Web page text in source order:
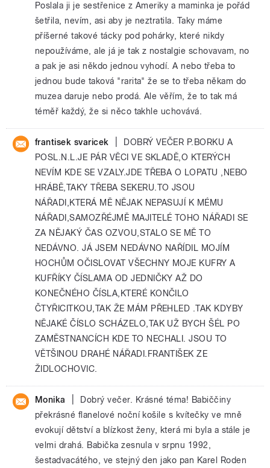
Poslala ji je sestřenice z Ameriky a maminka je pořád
šetřila, nevím, asi aby je neztratila. Taky máme
příšerné takové tácky pod pohárky, které nikdy
nepoužíváme, ale já je tak z nostalgie schovavam, no
a pak je asi někdo jednou vyhodí. A nebo třeba to
jednou bude taková "rarita" že se to třeba někam do
muzea daruje nebo prodá. Ale věřím, že to tak má
téměř každý, že si něco takhle uchovává.
frantisek svaricek
DOBRÝ VEČER P.BORKU A
POSL.N.L.JE PÁR VĚCI VE SKLADĚ,O KTERÝCH
NEVÍM KDE SE VZALY.JDE TŘEBA O LOPATU ,NEBO
HRÁBĚ,TAKY TŘEBA SEKERU.TO JSOU
NÁŘADI,KTERÁ MĚ NĚJAK NEPASUJÍ K MÉMU
NÁŘADI,SAMOZŘÉJMĚ MAJITELÉ TOHO NÁŘADI SE
ZA NĚJAKÝ ČAS OZVOU,STALO SE MĚ TO
NEDÁVNO. JÁ JSEM NEDÁVNO NAŘÍDIL MOJÍM
HOCHŮM OČISLOVAT VŠECHNY MOJE KUFRY A
KUFŘÍKY ČÍSLAMA OD JEDNIČKY AŽ DO
KONEČNÉHO ČÍSLA,KTERÉ KONČILO
ČTYŘICITKOU,TAK ŽE MÁM PŘEHLED .TAK KDYBY
NĚJAKÉ ČÍSLO SCHÁZELO,TAK UŽ BYCH ŠÉL PO
ZAMĚSTNANCÍCH KDE TO NECHALI. JSOU TO
VĚTŠINOU DRAHÉ NÁŘADI.FRANTIŠEK ZE
ŽIDLOCHOVIC.
Monika
Dobrý večer. Krásné téma! Babiččiny
překrásné flanelové noční košile s kvítečky ve mně
evokují dětství a blízkost ženy, která mi byla a stále je
velmi drahá. Babička zesnula v srpnu 1992,
šestadvacátého, ve stejný den jako pan Karel Roden